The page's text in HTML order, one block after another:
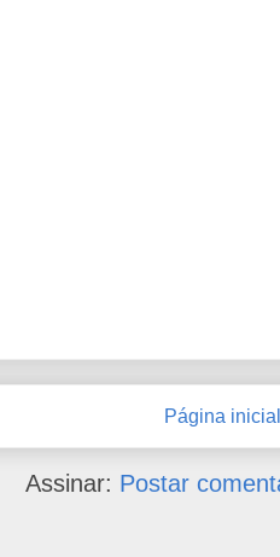
Página inicial
Assinar: Postar